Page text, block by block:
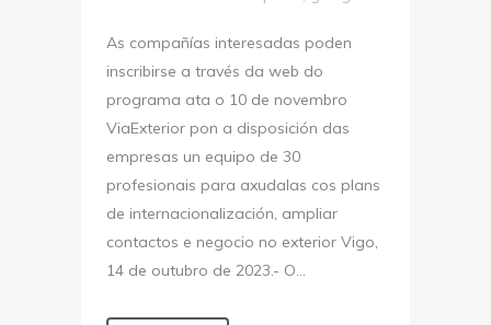
As compañías interesadas poden
inscribirse a través da web do
programa ata o 10 de novembro
ViaExterior pon a disposición das
empresas un equipo de 30
profesionais para axudalas cos plans
de internacionalización, ampliar
contactos e negocio no exterior Vigo,
14 de outubro de 2023.- O...